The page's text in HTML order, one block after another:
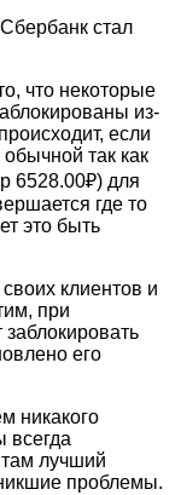
стал
что некоторые
из-
если
так как
6528.00₽) для
где то
это быть
клиентов и
при
его
никакого
всегда
лучший
проблемы.